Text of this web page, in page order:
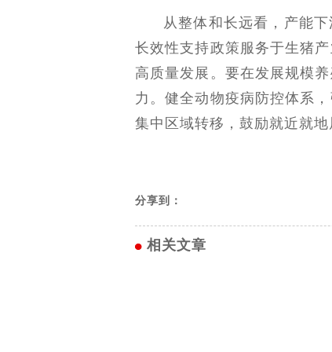
从整体和长远看，产能
长效性支持政策服务于生猪
高质量发展。要在发展规模
力。健全动物疫病防控体系
集中区域转移，鼓励就近就地
分享到：
相关文章